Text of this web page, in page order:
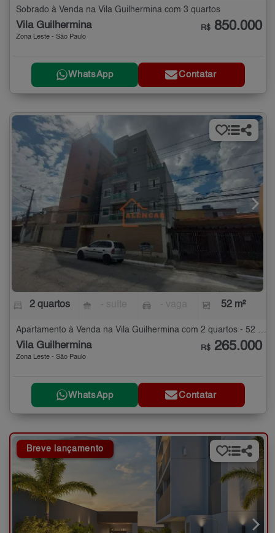
Sobrado à Venda na Vila Guilhermina com 3 quartos
Vila Guilhermina
Zona Leste - São Paulo
R$ 850.000
WhatsApp Contatar
2 quartos 52 m²
Vila Guilhermina
Zona Leste - São Paulo
R$ 265.000
WhatsApp Contatar
Breve lançamento